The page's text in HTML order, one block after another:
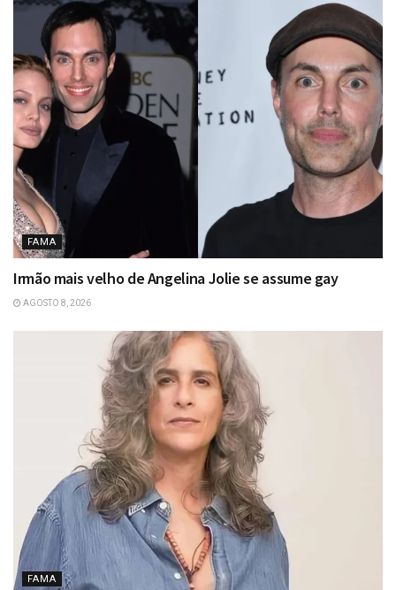
FAMA
Irmão mais velho de Angelina Jolie se assume gay
AGOSTO 8, 2026
FAMA